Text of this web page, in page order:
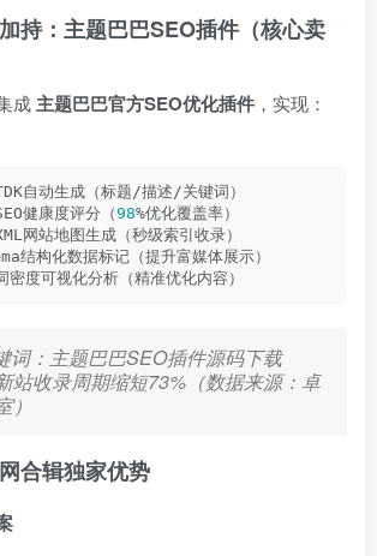
持：主题巴巴SEO插件（核心卖
成 主题巴巴官方SEO优化插件 ，实现：
自动生成（标题/描述/关键词）
健康度评分（98%优化覆盖率）
网站地图生成（秒级索引收录）
结构化数据标记（提升富媒体展示）
密度可视化分析（精准优化内容）
词：主题巴巴SEO插件源码下载
站收录周期缩短73%（数据来源：卓
合辑独家优势